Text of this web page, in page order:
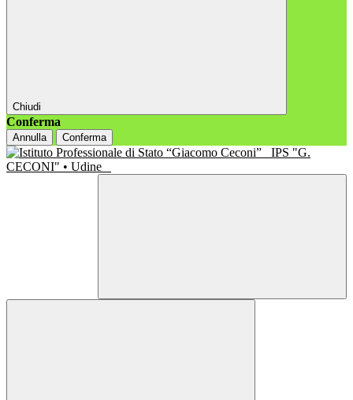
Chiudi
Conferma
Annulla Conferma
IPS "G.
CECONI" • Udine